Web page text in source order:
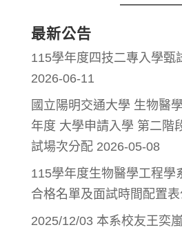
最新公告
115學年度四技二專入學甄
2026-06-11
國立陽明交通大學 生物醫
年度 大學申請入學 第二階
試場次分配 2026-05-08
115學年度生物醫學工程學
合格名單及面試時間配置
2025/12/03 本系校友王奕